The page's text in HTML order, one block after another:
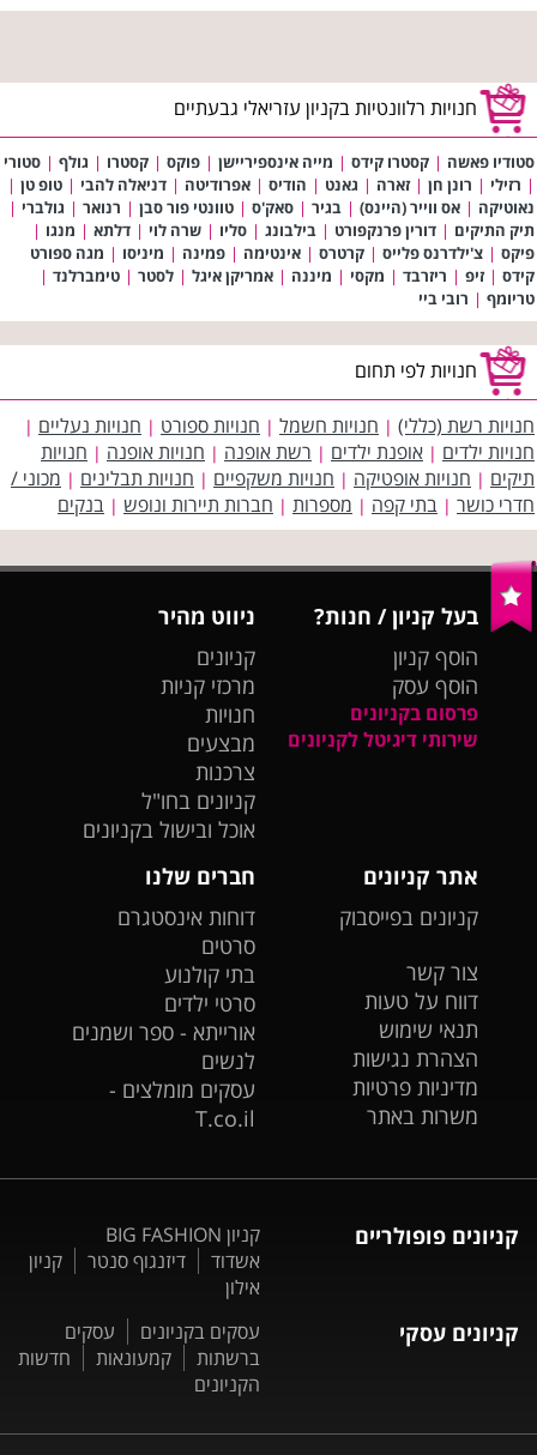
חנויות רלוונטיות בקניון עזריאלי גבעתיים
סטודיו פאשה | קסטרו קידס | מייה אינספיריישן | פוקס | קסטרו | גולף | סטורי
| רזילי | רונן חן | זארה | גאנט | הודיס | אפרודיטה | דניאלה להבי | טופ טן |
נאוטיקה | אס ווייר (היינס) | בגיר | סאק'ס | טוונטי פור סבן | רנואר | גולברי |
תיק התיקים | דורין פרנקפורט | בילבונג | סליו | שרה לוי | דלתא | מנגו |
פיקס | צ'ילדרנס פלייס | קרטרס | אינטימה | פמינה | מיניסו | מגה ספורט
קידס | זיפ | ריזרבד | מקסי | מיננה | אמריקן איגל | לסטר | טימברלנד |
טריומף | רובי ביי
חנויות לפי תחום
חנויות רשת (כללי) | חנויות חשמל | חנויות ספורט | חנויות נעליים |
חנויות ילדים | אופנת ילדים | רשת אופנה | חנויות אופנה | חנויות
תיקים | חנויות אופטיקה | חנויות משקפיים | חנויות תבלינים | מכוני /
חדרי כושר | בתי קפה | מספרות | חברות תיירות ונופש | בנקים
בעל קניון / חנות?
הוסף קניון
הוסף עסק
פרסום בקניונים
שירותי דיגיטל לקניונים
ניווט מהיר
קניונים
מרכזי קניות
חנויות
מבצעים
צרכנות
קניונים בחו"ל
אוכל ובישול בקניונים
אתר קניונים
קניונים בפייסבוק
צור קשר
דווח על טעות
תנאי שימוש
הצהרת נגישות
מדיניות פרטיות
משרות באתר
חברים שלנו
דוחות אינסטגרם
סרטים
בתי קולנוע
סרטי ילדים
אורייתא - ספר ושמנים
לנשים
עסקים מומלצים -
T.co.il
קניונים פופולריים
קניון BIG FASHION
אשדוד
דיזנגוף סנטר
קניון
אילון
קניונים עסקי עסקים בקניונים
עסקים
ברשתות
קמעונאות
חדשות
הקניונים